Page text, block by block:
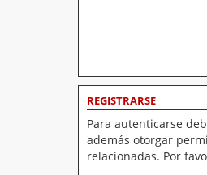
REGISTRARSE
Para autenticarse
además otorgar
relacionadas. Por